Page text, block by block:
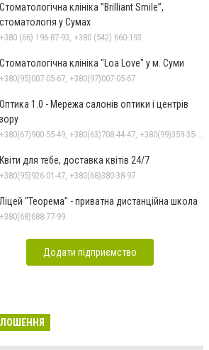
Стоматологічна клініка ”Brilliant Smile”,
стоматологія у Сумах
+380 (66) 196-87-93, +380 (542) 660-193
Стоматологічна клініка "Loa Love" у м. Суми
+380(95)007-05-67, +380(97)007-05-67
Оптика 1.0 - Мережа салонів оптики і центрів
зору
Квіти для тебе, доставка квітів 24/7
+380(95)926-01-47, +380(68)380-38-97
Ліцей "Теорема" - приватна дистанційна школа
+380(68)688-77-99
Додати підприємство